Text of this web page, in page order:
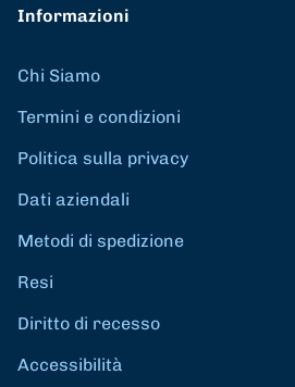
Informazioni
Chi Siamo
Termini e condizioni
Politica sulla privacy
Dati aziendali
Metodi di spedizione
Resi
Diritto di recesso
Accessibilità